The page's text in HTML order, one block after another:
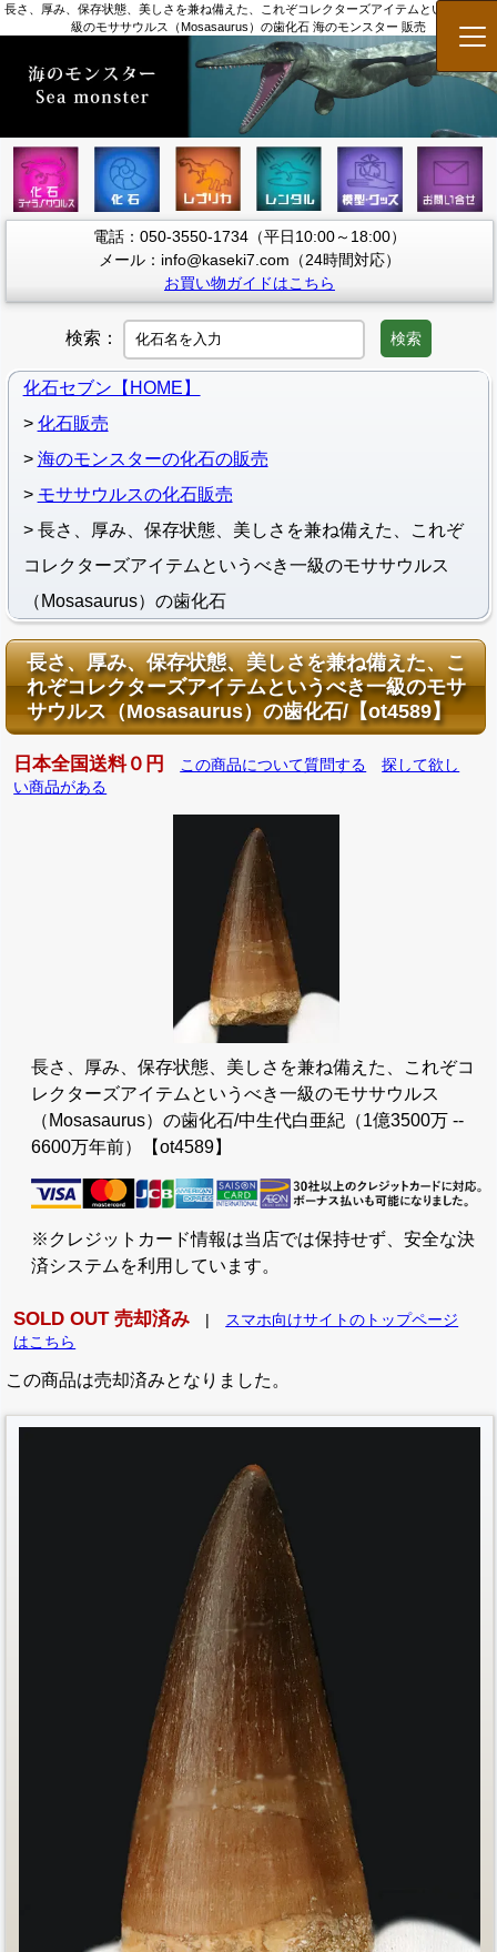
長さ、厚み、保存状態、美しさを兼ね備えた、これぞコレクターズアイテムというべき一
級のモササウルス（Mosasaurus）の歯化石 海のモンスター 販売
メ
電話：050-3550-1734（平日10:00～18:00）
メール：info@kaseki7.com（24時間対応）
お買い物ガイドはこちら
検索： 検索
化石セブン【HOME】
化石販売
海のモンスターの化石の販売
モササウルスの化石販売
長さ、厚み、保存状態、美しさを兼ね備えた、これぞ
コレクターズアイテムというべき一級のモササウルス
（Mosasaurus）の歯化石
長さ、厚み、保存状態、美しさを兼ね備えた、こ
れぞコレクターズアイテムというべき一級のモサ
サウルス（Mosasaurus）の歯化石/【ot4589】
日本全国送料０円 この商品について質問する
探して欲し
い商品がある
長さ、厚み、保存状態、美しさを兼ね備えた、これぞコ
レクターズアイテムというべき一級のモササウルス
（Mosasaurus）の歯化石/中生代白亜紀（1億3500万 --
6600万年前）【ot4589】
※クレジットカード情報は当店では保持せず、安全な決
済システムを利用しています。
SOLD OUT 売却済み
スマホ向けサイトのトップページ
はこちら
この商品は売却済みとなりました。